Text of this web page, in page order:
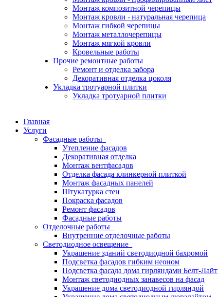
Монтаж композитной черепицы
Монтаж кровли - натуральная черепица
Монтаж гибкой черепицы
Монтаж металлочерепицы
Монтаж мягкой кровли
Кровельные работы
Прочие ремонтные работы
Ремонт и отделка забора
Декоративная отделка цоколя
Укладка тротуарной плитки
Укладка тротуарной плитки
Главная
Услуги
Фасадные работы
Утепление фасадов
Декоративная отделка
Монтаж вентфасадов
Отделка фасада клинкерной плиткой
Монтаж фасадных панелей
Штукатурка стен
Покраска фасадов
Ремонт фасадов
Фасадные работы
Отделочные работы
Внутренние отделочные работы
Светодиодное освещение
Украшение зданий светодиодной бахромой
Подсветка фасадов гибким неоном
Подсветка фасада дома гирляндами Белт-Лайт
Монтаж светодиодных занавесов на фасад
Украшение дома светодиодной гирляндой